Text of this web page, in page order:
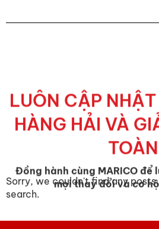
LUÔN CẬP
HÀNG HẢI VÀ
TOÀN
Đồng hành cùng MARICO để
mọi thay đổi và cơ
Sorry, we couldn't find any
search.